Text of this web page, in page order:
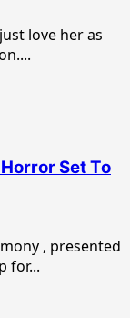
love her as
Set To
, presented
for...